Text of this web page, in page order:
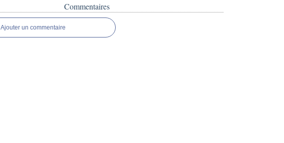
Commentaires
Ajouter un commentaire